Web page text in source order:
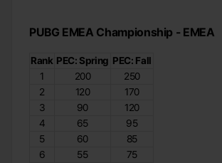
PUBG EMEA Championship - EMEA
Rank PEC: Spring PEC: Fall
1
200
250
2
120
170
3
90
120
4
65
95
5
60
85
6
55
75